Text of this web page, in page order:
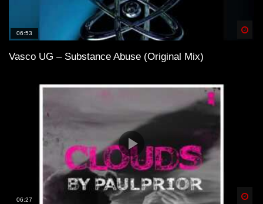
06:53
Vasco UG – Substance Abuse (Original Mix)
06:27